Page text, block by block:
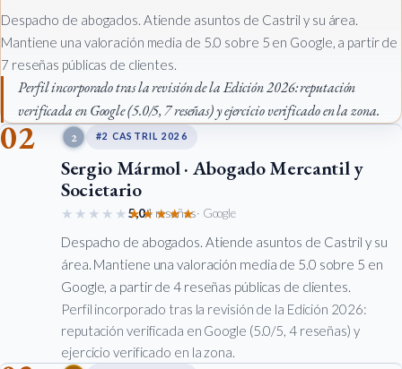
Despacho de abogados. Atiende asuntos de Castril y su área.
Mantiene una valoración media de 5.0 sobre 5 en Google, a partir de
7 reseñas públicas de clientes.
Perfil incorporado tras la revisión de la Edición 2026: reputación
verificada en Google (5.0/5, 7 reseñas) y ejercicio verificado en la zona.
02 2 #2 CASTRIL 2026
Sergio Mármol · Abogado Mercantil y
Societario
★★★★★★★★★★
5,04 reseñas· Google
Despacho de abogados. Atiende asuntos de Castril y su
área. Mantiene una valoración media de 5.0 sobre 5 en
Google, a partir de 4 reseñas públicas de clientes.
Perfil incorporado tras la revisión de la Edición 2026:
reputación verificada en Google (5.0/5, 4 reseñas) y
ejercicio verificado en la zona.